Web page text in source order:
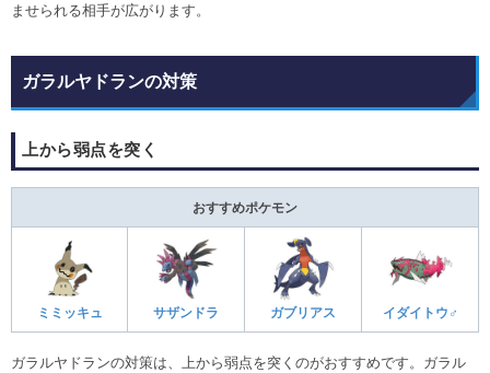
ませられる相手が広がります。
ガラルヤドランの対策
上から弱点を突く
おすすめポケモン
ミミッキュ サザンドラ ガブリアス イダイトウ♂
ガラルヤドランの対策は、上から弱点を突くのがおすすめです。ガラル